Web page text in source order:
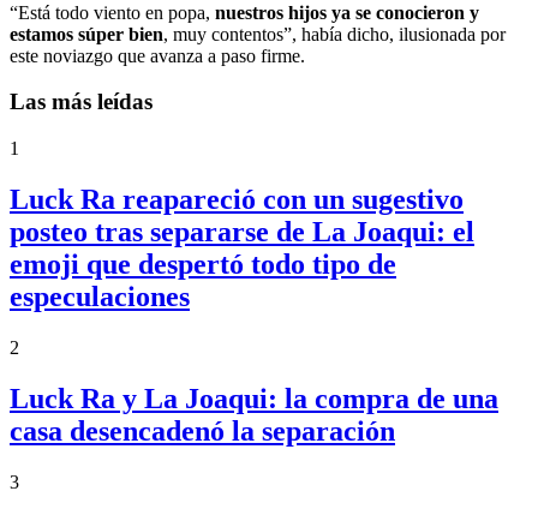
“Está todo viento en popa, nuestros hijos ya se conocieron y
estamos súper bien, muy contentos”, había dicho, ilusionada por
este noviazgo que avanza a paso firme.
Las más leídas
1
Luck Ra reapareció con un sugestivo
posteo tras separarse de La Joaqui: el
emoji que despertó todo tipo de
especulaciones
2
Luck Ra y La Joaqui: la compra de una
casa desencadenó la separación
3